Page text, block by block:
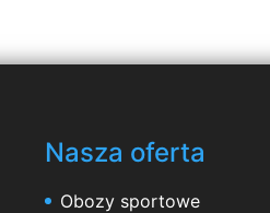
Nasza oferta
Obozy sportowe